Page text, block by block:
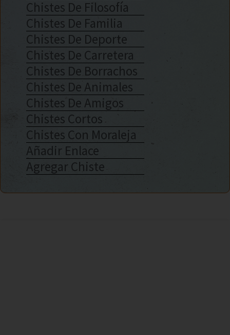
Chistes De Filosofía
Chistes De Familia
Chistes De Deporte
Chistes De Carretera
Chistes De Borrachos
Chistes De Animales
Chistes De Amigos
Chistes Cortos
Chistes Con Moraleja
Añadir Enlace
Agregar Chiste